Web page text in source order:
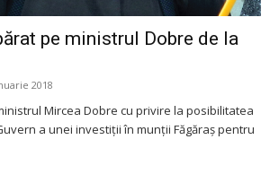
pe ministrul Dobre de la
2018
Mircea Dobre cu privire la posibilitatea
a unei investiții în munții Făgăraș pentru